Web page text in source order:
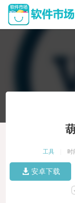
工具 时
安卓下载